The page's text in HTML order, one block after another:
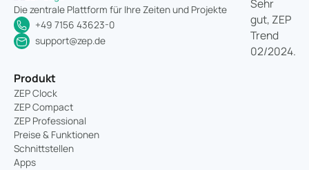
Die zentrale Plattform für Ihre Zeiten und Projekte
+49 7156 43623-0
support@zep.de
Produkt
ZEP Clock
ZEP Compact
ZEP Professional
Preise & Funktionen
Schnittstellen
Apps